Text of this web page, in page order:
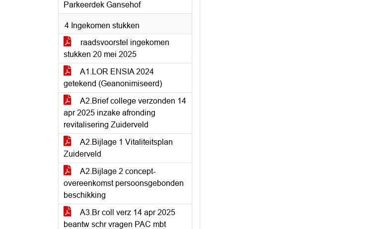
Parkeerdek Gansehof
4 Ingekomen stukken
raadsvoorstel ingekomen
stukken 20 mei 2025
A1.LOR ENSIA 2024
getekend (Geanonimiseerd)
A2.Brief college verzonden 14
apr 2025 inzake afronding
revitalisering Zuiderveld
A2.Bijlage 1 Vitaliteitsplan
Zuiderveld
A2.Bijlage 2 concept-
overeenkomst persoonsgebonden
beschikking
A3.Br coll verz 14 apr 2025
beantw schr vragen PAC mbt